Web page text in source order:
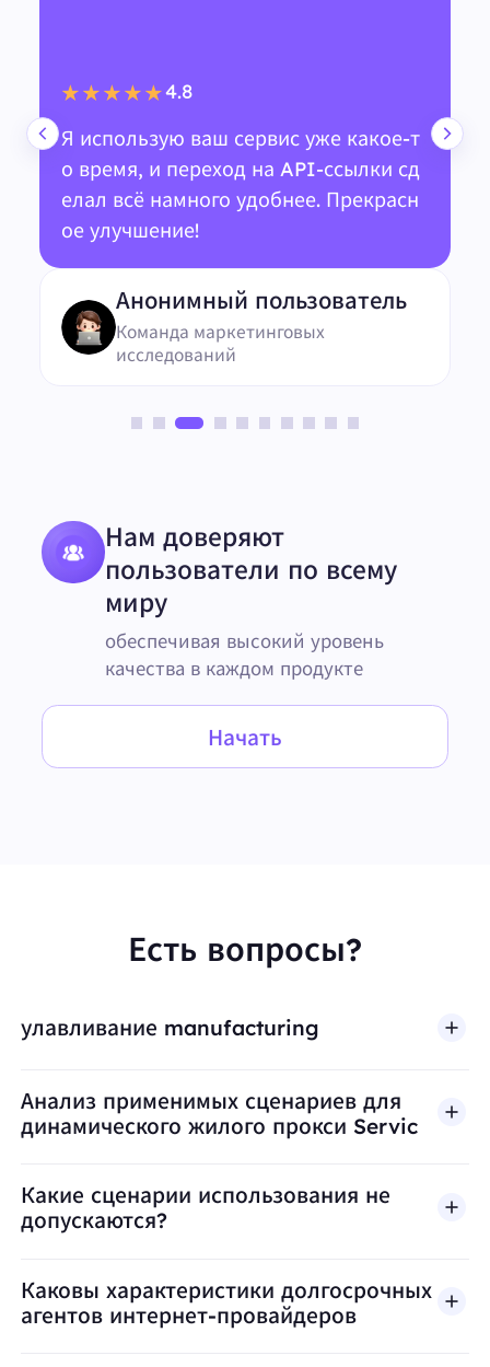
★★★★★4.8
Я использую ваш сервис уже какое-т
о время, и переход на API-ссылки сд
елал всё намного удобнее. Прекрасн
ое улучшение!
Анонимный пользователь
Команда маркетинговых
исследований
Нам доверяют
пользователи по всему
миру
обеспечивая высокий уровень
качества в каждом продукте
Начать
Есть вопросы?
улавливание manufacturing
Анализ применимых сценариев для
динамического жилого прокси Servic
Какие сценарии использования не
допускаются?
BestProxy не поддерживает мошенничество,
Каковы характеристики долгосрочных
агентов интернет-провайдеров